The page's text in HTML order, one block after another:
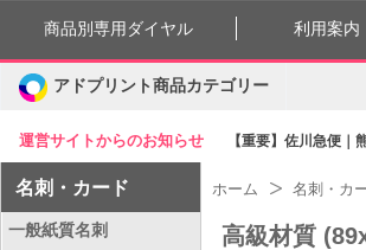
運営サイトからのお知らせ 【重要】佐川急便
商品別専用ダイヤル 利用案内
アドプリント商品カテゴリー
名刺・カード
一般紙質名刺
ホーム 名刺・カ
高級材質